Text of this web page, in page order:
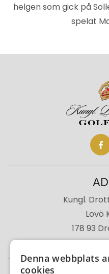
helgen som gick på
spelat
Kungl.
Lovö
178 93
Denna webbplats
cookies